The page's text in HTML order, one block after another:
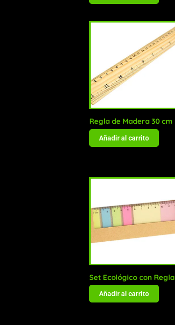
Regla de Madera 30 cm
Añadir al carrito
Set Ecológico con Regla
Añadir al carrito